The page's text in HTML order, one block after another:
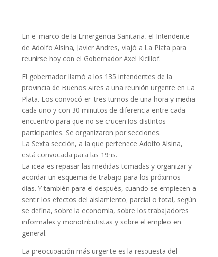
En el marco de la Emergencia Sanitaria, el Intendente
de Adolfo Alsina, Javier Andres, viajó a La Plata para
reunirse hoy con el Gobernador Axel Kicillof.
El gobernador llamó a los 135 intendentes de la
provincia de Buenos Aires a una reunión urgente en La
Plata. Los convocó en tres turnos de una hora y media
cada uno y con 30 minutos de diferencia entre cada
encuentro para que no se crucen los distintos
participantes. Se organizaron por secciones.
La Sexta sección, a la que pertenece Adolfo Alsina,
está convocada para las 19hs.
La idea es repasar las medidas tomadas y organizar y
acordar un esquema de trabajo para los próximos
días. Y también para el después, cuando se empiecen a
sentir los efectos del aislamiento, parcial o total, según
se defina, sobre la economía, sobre los trabajadores
informales y monotributistas y sobre el empleo en
general.
La preocupación más urgente es la respuesta del